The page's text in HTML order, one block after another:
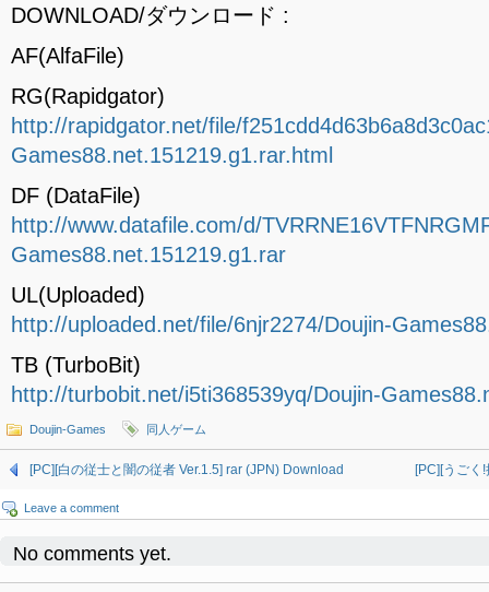
DOWNLOAD/ダウンロード :
AF(AlfaFile)
RG(Rapidgator)
http://rapidgator.net/file/
Games88.net.151219.g1.rar.html
DF (DataFile)
http://www.datafile.com/d/
Games88.net.151219.g1.rar
UL(Uploaded)
http://uploaded.net/file/6njr2274/Doujin-
TB (TurboBit)
http://turbobit.net/i5ti368539yq/Doujin-
Doujin-Games 同人ゲーム
[PC][白の従士と闇の従者 Ver.1.5] rar (JPN) Download [PC][うごく
Leave a comment
No comments yet.